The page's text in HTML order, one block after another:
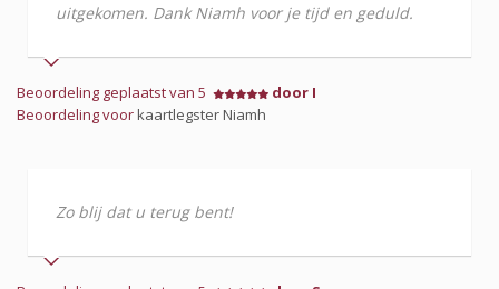
uitgekomen. Dank Niamh voor je tijd en geduld.
Beoordeling geplaatst van 5
door I
Beoordeling voorkaartlegster Niamh
Zo blij dat u terug bent!